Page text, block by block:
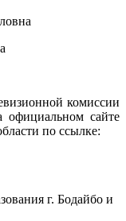
комиссии
сайте
по ссылке:
г. Бодайбо и